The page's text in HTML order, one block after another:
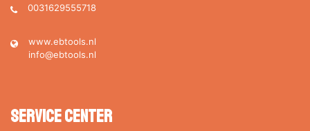
0031629555718
www.ebtools.nl
info@ebtools.nl
Service Center